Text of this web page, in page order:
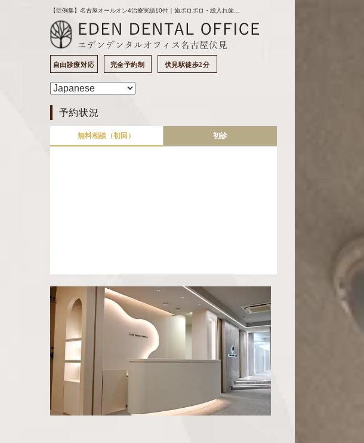
【症例集】名古屋オールオン4治療実績10件｜歯ボロボロ・総入れ歯・難症例を網羅｜名古屋の歯医者｜エデンデンタルオフィスのブログ
自由診療対応 完全予約制 伏見駅徒歩2分
予約状況
無料相談（初回） 初診